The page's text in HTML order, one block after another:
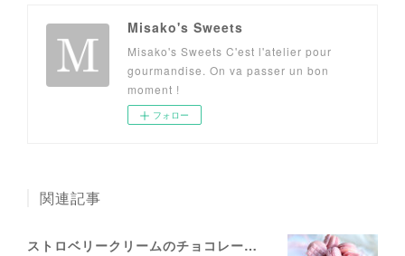
Misako's Sweets
Misako's Sweets C'est l'atelier pour
gourmandise. On va passer un bon
moment !
フォロー
関連記事
ストロベリークリームのチョコレートドリップケーキレッスンのお知らせ